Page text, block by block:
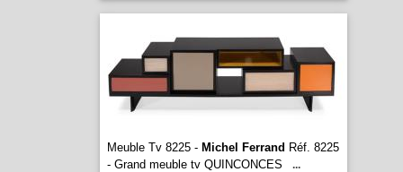
Meuble Tv 8225 - Michel Ferrand Réf. 8225
- Grand meuble tv QUINCONCES
...